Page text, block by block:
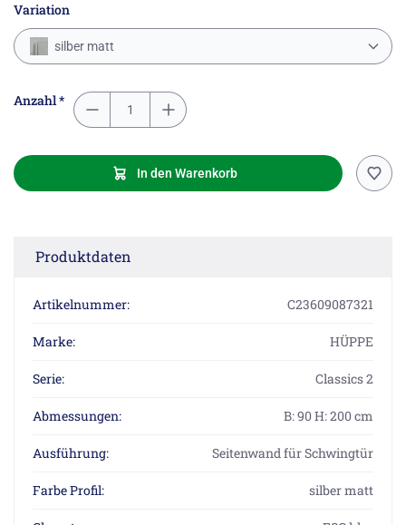
Variation
silber matt
Anzahl *
In den Warenkorb
Produktdaten
Artikelnummer: C23609087321
Marke: HÜPPE
Serie: Classics 2
Abmessungen: B: 90 H: 200 cm
Ausführung: Seitenwand für Schwingtür
Farbe Profil: silber matt